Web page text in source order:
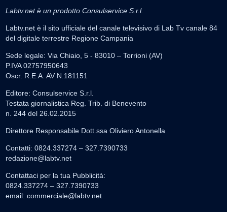
Labtv.net è un prodotto Consulservice S.r.l.
Labtv.net è il sito ufficiale del canale televisivo di Lab Tv canale 84
del digitale terrestre Regione Campania
Sede legale: Via Chiaio, 5 - 83010 – Torrioni (AV)
P.IVA 02757950643
Oscr. R.E.A. AV N.181151
Editore: Consulservice S.r.l.
Testata giornalistica Reg. Trib. di Benevento
n. 244 del 26.02.2015
Direttore Responsabile Dott.ssa Oliviero Antonella
Contatti: 0824.337274 – 327.7390733
redazione@labtv.net
Contattaci per la tua Pubblicità:
0824.337274 – 327.7390733
email: commerciale@labtv.net